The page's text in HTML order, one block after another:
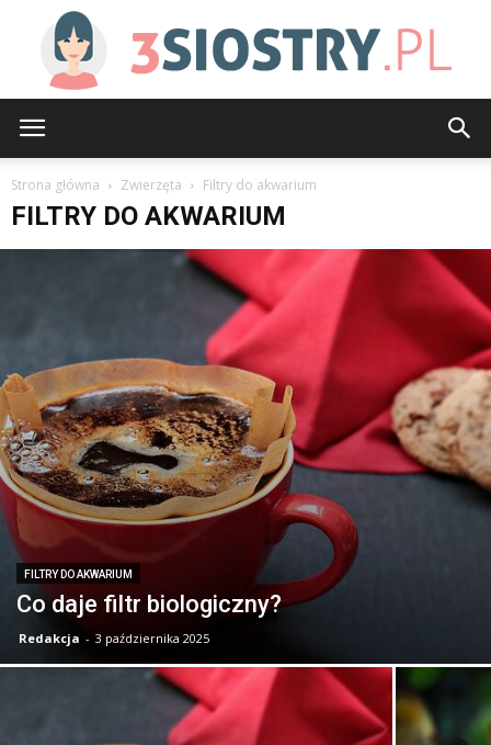
Strona główna Zwierzęta Filtry do akwarium
FILTRY DO AKWARIUM
FILTRY DO AKWARIUM
Co daje filtr biologiczny?
Redakcja - 3 października 2025